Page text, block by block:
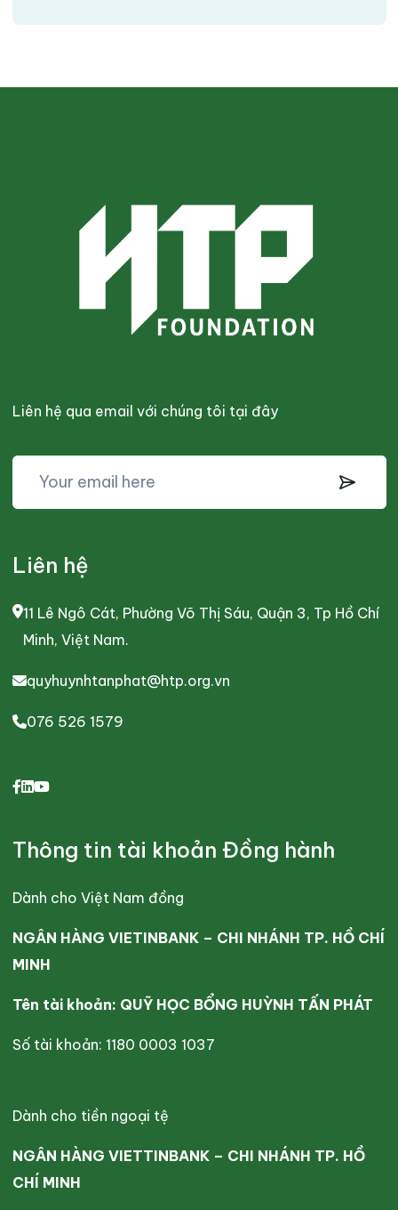
Liên hệ qua email với chúng tôi tại đây
Liên hệ
11 Lê Ngô Cát, Phường Võ Thị Sáu, Quận 3, Tp Hồ Chí
Minh, Việt Nam.
quyhuynhtanphat@htp.org.vn
076 526 1579
Thông tin tài khoản Đồng hành
Dành cho Việt Nam đồng
NGÂN HÀNG VIETINBANK – CHI NHÁNH TP. HỒ CHÍ
MINH
Tên tài khoản: QUỸ HỌC BỔNG HUỲNH TẤN PHÁT
Số tài khoản: 1180 0003 1037
Dành cho tiền ngoại tệ
NGÂN HÀNG VIETTINBANK – CHI NHÁNH TP. HỒ
CHÍ MINH